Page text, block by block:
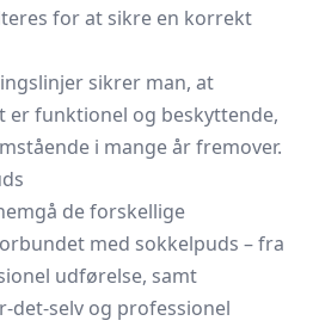
for at sikre en korrekt
sikrer man, at
er funktionel og beskyttende,
i mange år fremover.
de forskellige
med sokkelpuds – fra
udførelse, samt
det-selv og professionel